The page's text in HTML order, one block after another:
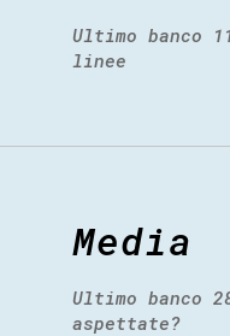
Ultimo banco
linee
Media
Ultimo banco
aspettate?